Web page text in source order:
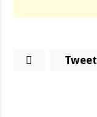
Tweet